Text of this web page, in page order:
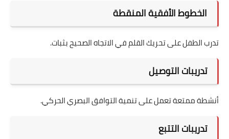
الخطوط الأفقية المنقطة
تدرب الطفل على تحريك القلم في الاتجاه الصحيح بثبات.
تدريبات التوصيل
أنشطة ممتعة تعمل على تنمية التوافق البصري الحركي.
تدريبات التتبع